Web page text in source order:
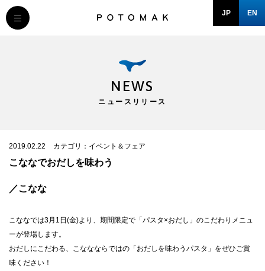
JP EN
COMPANY
DOMAIN
NEWS
NEWS
ニュースリリース
2019.02.22 カテゴリ：イベント＆フェア
こななでおだしを味わう
／こなな
こななでは3月1日(金)より、期間限定で「パスタ×おだし」のこだわりメニュ
ーが登場します。
おだしにこだわる、こななならではの「おだしを味わうパスタ」をぜひご賞
味ください！